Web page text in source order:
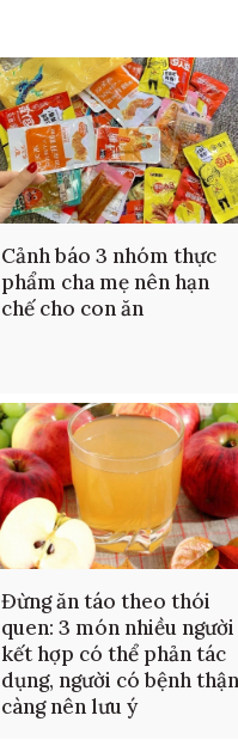
Cảnh báo 3 nhóm thực
phẩm cha mẹ nên hạn
chế cho con ăn
Đừng ăn táo theo thói
quen: 3 món nhiều người
kết hợp có thể phản tác
dụng, người có bệnh thận
càng nên lưu ý